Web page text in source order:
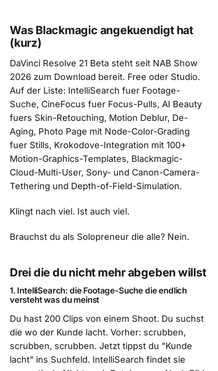
Was Blackmagic angekuendigt hat
(kurz)
DaVinci Resolve 21 Beta steht seit NAB Show
2026 zum Download bereit. Free oder Studio.
Auf der Liste: IntelliSearch fuer Footage-
Suche, CineFocus fuer Focus-Pulls, AI Beauty
fuers Skin-Retouching, Motion Deblur, De-
Aging, Photo Page mit Node-Color-Grading
fuer Stills, Krokodove-Integration mit 100+
Motion-Graphics-Templates, Blackmagic-
Cloud-Multi-User, Sony- und Canon-Camera-
Tethering und Depth-of-Field-Simulation.
Klingt nach viel. Ist auch viel.
Brauchst du als Solopreneur die alle? Nein.
Drei die du nicht mehr abgeben willst
1. IntelliSearch: die Footage-Suche die endlich
versteht was du meinst
Du hast 200 Clips von einem Shoot. Du suchst
die wo der Kunde lacht. Vorher: scrubben,
scrubben, scrubben. Jetzt tippst du "Kunde
lacht" ins Suchfeld. IntelliSearch findet sie